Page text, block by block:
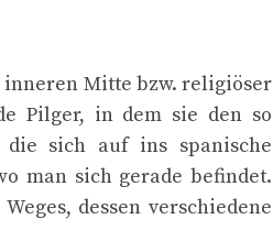
inneren Mitte bzw. religiöser
Pilger, in dem sie den so
die sich auf ins spanische
man sich gerade befindet.
dessen verschiedene